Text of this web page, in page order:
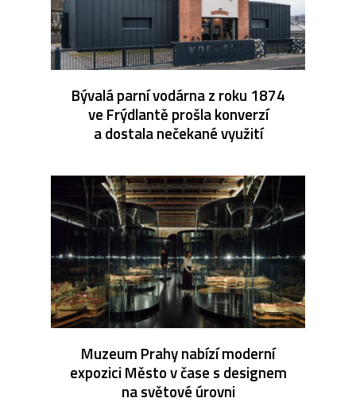
Bývalá parní vodárna z roku 1874
ve Frýdlantě prošla konverzí
a dostala nečekané využití
Muzeum Prahy nabízí moderní
expozici Město v čase s designem
na světové úrovni